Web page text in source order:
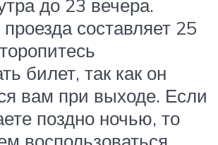
до 23 вечера.
составляет 25
билет, так как он
вам при выходе. Если
поздно ночью, то